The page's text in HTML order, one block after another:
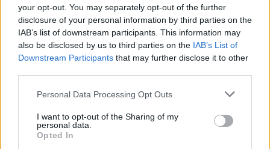
your opt-out. You may separately opt-out of the further
disclosure of your personal information by third parties on the
IAB’s list of downstream participants. This information may
also be disclosed by us to third parties on the IAB’s List of
Downstream Participants that may further disclose it to other
Please note that this website/app uses one or more Google
not limited to your visit or usage behaviour. You may click to
grant or deny consent to Google and its third-party tags to
use your data for below specified purposes in below Google
Personal Data Processing Opt Outs
I want to opt-out of the Sharing of my
personal data.
Opted In
#TUDOMÁNY-TECH #ÓRA #ÁLLÍTÁS
#MÁSODPERC #FÖLD #GYORS #ÓRAÁTÁLLÍTÁS